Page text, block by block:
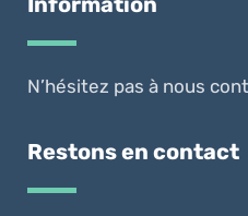
N’hésitez pas à nous
Restons en contact